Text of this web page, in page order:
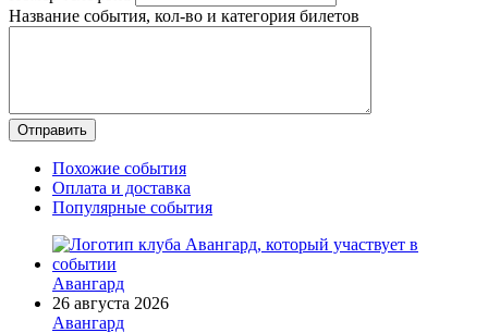
Название события, кол-во и категория билетов
Похожие события
Оплата и доставка
Популярные события
Авангард
26 августа 2026
Авангард